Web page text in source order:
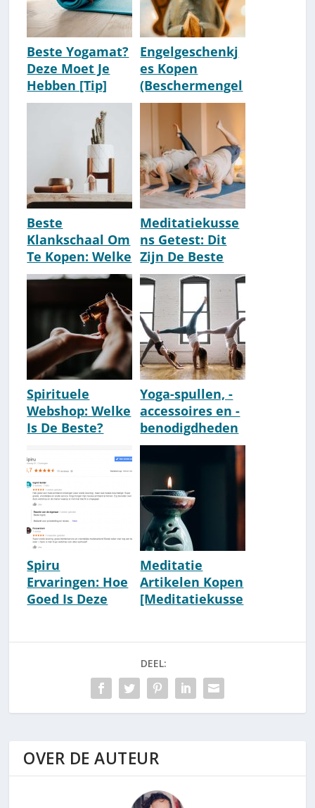
Beste Yogamat?
Deze Moet Je
Hebben [Tip]
[2026]
Engelgeschenkj
es Kopen
(Beschermengel
, Willow Tree &
Meer Cadeaus)
Beste
Klankschaal Om
Te Kopen: Welke
Past Bij Mij?
Meditatiekusse
ns Getest: Dit
Zijn De Beste
Aanraders [2026]
Spirituele
Webshop: Welke
Is De Beste?
Spirituele
Spullen Kopen]
Yoga-spullen, -
accessoires en -
benodigdheden
kopen
[Aanrader]
Spiru
Ervaringen: Hoe
Goed Is Deze
Meditatie
Artikelen Kopen
[Meditatiekusse
DEEL:
OVER DE AUTEUR